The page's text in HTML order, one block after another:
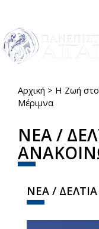
Παράκαμψη προς το
Είστε εδώ
Αρχική > Η Ζωή
Μέριμνα
ΝΕΑ /
ΝΕΑ /